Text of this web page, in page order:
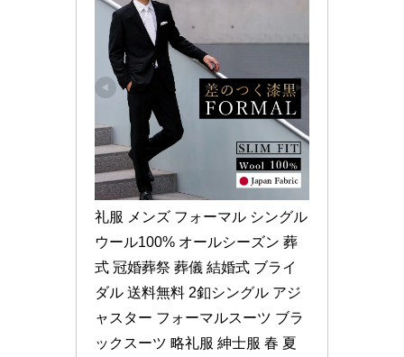
礼服 メンズ フォーマル シングル
ウール100% オールシーズン 葬
式 冠婚葬祭 葬儀 結婚式 ブライ
ダル 送料無料 2釦シングル アジ
ャスター フォーマルスーツ ブラ
ックスーツ 略礼服 紳士服 春 夏